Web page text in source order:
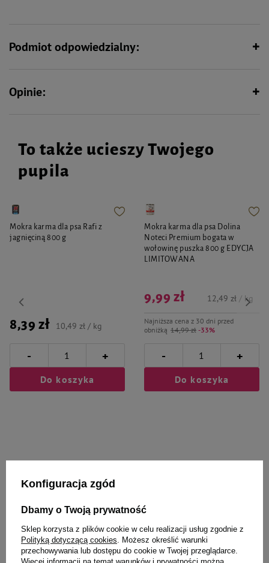
Produkt jest całkowicie samodzielny, nie wymaga szczotkowania, co znacznie
w niej dodatki smakowe sprawiają, że jest chętnie przyjmowana.
Podmiot odpowiedzialny:
Opinie:
To także ucieszy Twojego
pupila
Mokra karma dla psa Rafi z
jagnięciną 800 g
8,39 zł 10,49 zł / kg
- +
Do koszyka
Mokra karma dla psa Dolina
Noteci Premium bogata w
wołowinę puszka 800 g EDYCJA
LIMITOWANA
Najniższa cena z 30 dni przed
obniżką 14,99 zł -33%
9,99 zł 12,49 zł / kg
- +
Do koszyka
Wybrane specjalnie dla
Dolina Noteci Kubek z uchem
Trixie Cat Activity Flip board
Konfiguracja zgód
Dbamy o Twoją prywatność
Sklep korzysta z plików cookie w celu realizacji usług zgodnie z
Polityką dotyczącą cookies . Możesz określić warunki
przechowywania lub dostępu do cookie w Twojej przeglądarce.